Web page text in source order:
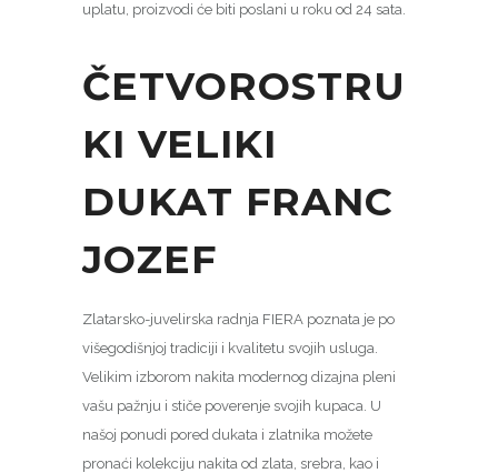
uplatu, proizvodi će biti poslani u roku od 24 sata.
ČETVOROSTRU
KI VELIKI
DUKAT FRANC
JOZEF
Zlatarsko-juvelirska radnja FIERA poznata je po
višegodišnjoj tradiciji i kvalitetu svojih usluga.
Velikim izborom nakita modernog dizajna pleni
vašu pažnju i stiče poverenje svojih kupaca. U
našoj ponudi pored dukata i zlatnika možete
pronaći kolekciju nakita od zlata, srebra, kao i